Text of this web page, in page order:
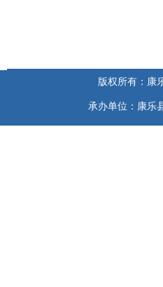
版权所有：康
承办单位：康乐